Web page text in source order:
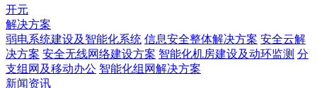
开元
解决方案
弱电系统建设及智能化系统 信息安全整体解决方案 安全云解
决方案 安全无线网络建设方案 智能化机房建设及动环监测 分
支组网及移动办公 智能化组网解决方案
新闻资讯